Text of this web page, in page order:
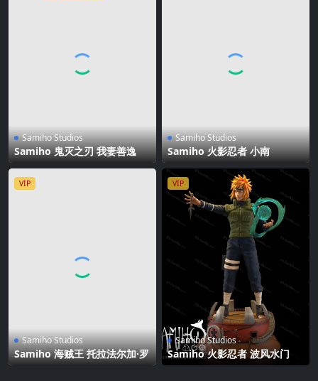
Samiho Studios
Samiho 鬼灭之刃 我妻善逸
Samiho Studios
Samiho 火影忍者 小南
VIP
Samiho Studios
Samiho 海贼王 托拉法尔加·罗
VIP
Samiho Studios
Samiho 火影忍者 波风水门